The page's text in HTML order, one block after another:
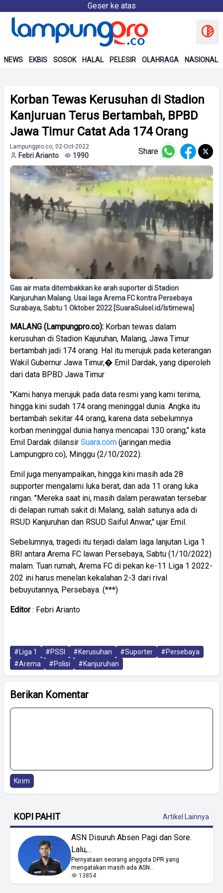
Geser ke atas
NEWS EKBIS SOSOK HALAL PELESIR OLAHRAGA NASIONAL
Korban Tewas Kerusuhan di Stadion
Kanjuruan Terus Bertambah, BPBD
Jawa Timur Catat Ada 174 Orang
Lampungpro.co, 02-Oct-2022
Febri Arianto 1990 Share
Gas air mata ditembakkan ke arah suporter di Stadion
Kanjuruhan Malang. Usai laga Arema FC kontra Persebaya
Surabaya, Sabtu 1 Oktober 2022 [SuaraSulsel.id/Istimewa]
MALANG (Lampungpro.co): Korban tewas dalam
kerusuhan di Stadion Kajuruhan, Malang, Jawa Timur
bertambah jadi 174 orang. Hal itu merujuk pada keterangan
Wakil Gubernur Jawa Timur,� Emil Dardak, yang diperoleh
dari data BPBD Jawa Timur
"Kami hanya merujuk pada data resmi yang kami terima,
hingga kini sudah 174 orang meninggal dunia. Angka itu
bertambah sekitar 44 orang, karena data sebelumnya
korban meninggal dunia hanya mencapai 130 orang," kata
Emil Dardak dilansir Suara.com (jaringan media
Lampungpro.co), Minggu (2/10/2022).
Emil juga menyampaikan, hingga kini masih ada 28
supporter mengalami luka berat, dan ada 11 orang luka
ringan. "Mereka saat ini, masih dalam perawatan tersebar
di delapan rumah sakit di Malang, salah satunya ada di
RSUD Kanjuruhan dan RSUD Saiful Anwar," ujar Emil.
Sebelumnya, tragedi itu terjadi dalam laga lanjutan Liga 1
BRI antara Arema FC lawan Persebaya, Sabtu (1/10/2022)
malam. Tuan rumah, Arema FC di pekan ke-11 Liga 1 2022-
202 ini harus menelan kekalahan 2-3 dari rival
bebuyutannya, Persebaya. (***)
Editor: Febri Arianto
#Liga 1 #PSSI #Kerusuhan #Suporter
#Persebaya
#Arema
#Polisi #Kanjuruhan
Berikan Komentar
Kirim
KOPI PAHIT Artikel Lainnya
ASN Disuruh Absen Pagi dan Sore.
Lalu,...
Pernyataan seorang anggota DPR yang
mengatakan masih ada ASN...
13854